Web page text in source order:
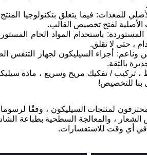
للمعدات: فيما يتعلق بتكنولوجيا
الأصلية لفتح تخصيص القالب.
المستوردة: باستخدام المواد الخام
، حتى لا تقلق.
وناعم: أجزاء السيليكون لجهاز التنفس
بالثقة.
، تركيب / تفكيك مريح وسريع ، مادة
بنا للتخصيص!
لمنتجات السيليكون ، وفقًا
، والمعالجة السطحية بطباعة
في أي وقت للاستفسارات.